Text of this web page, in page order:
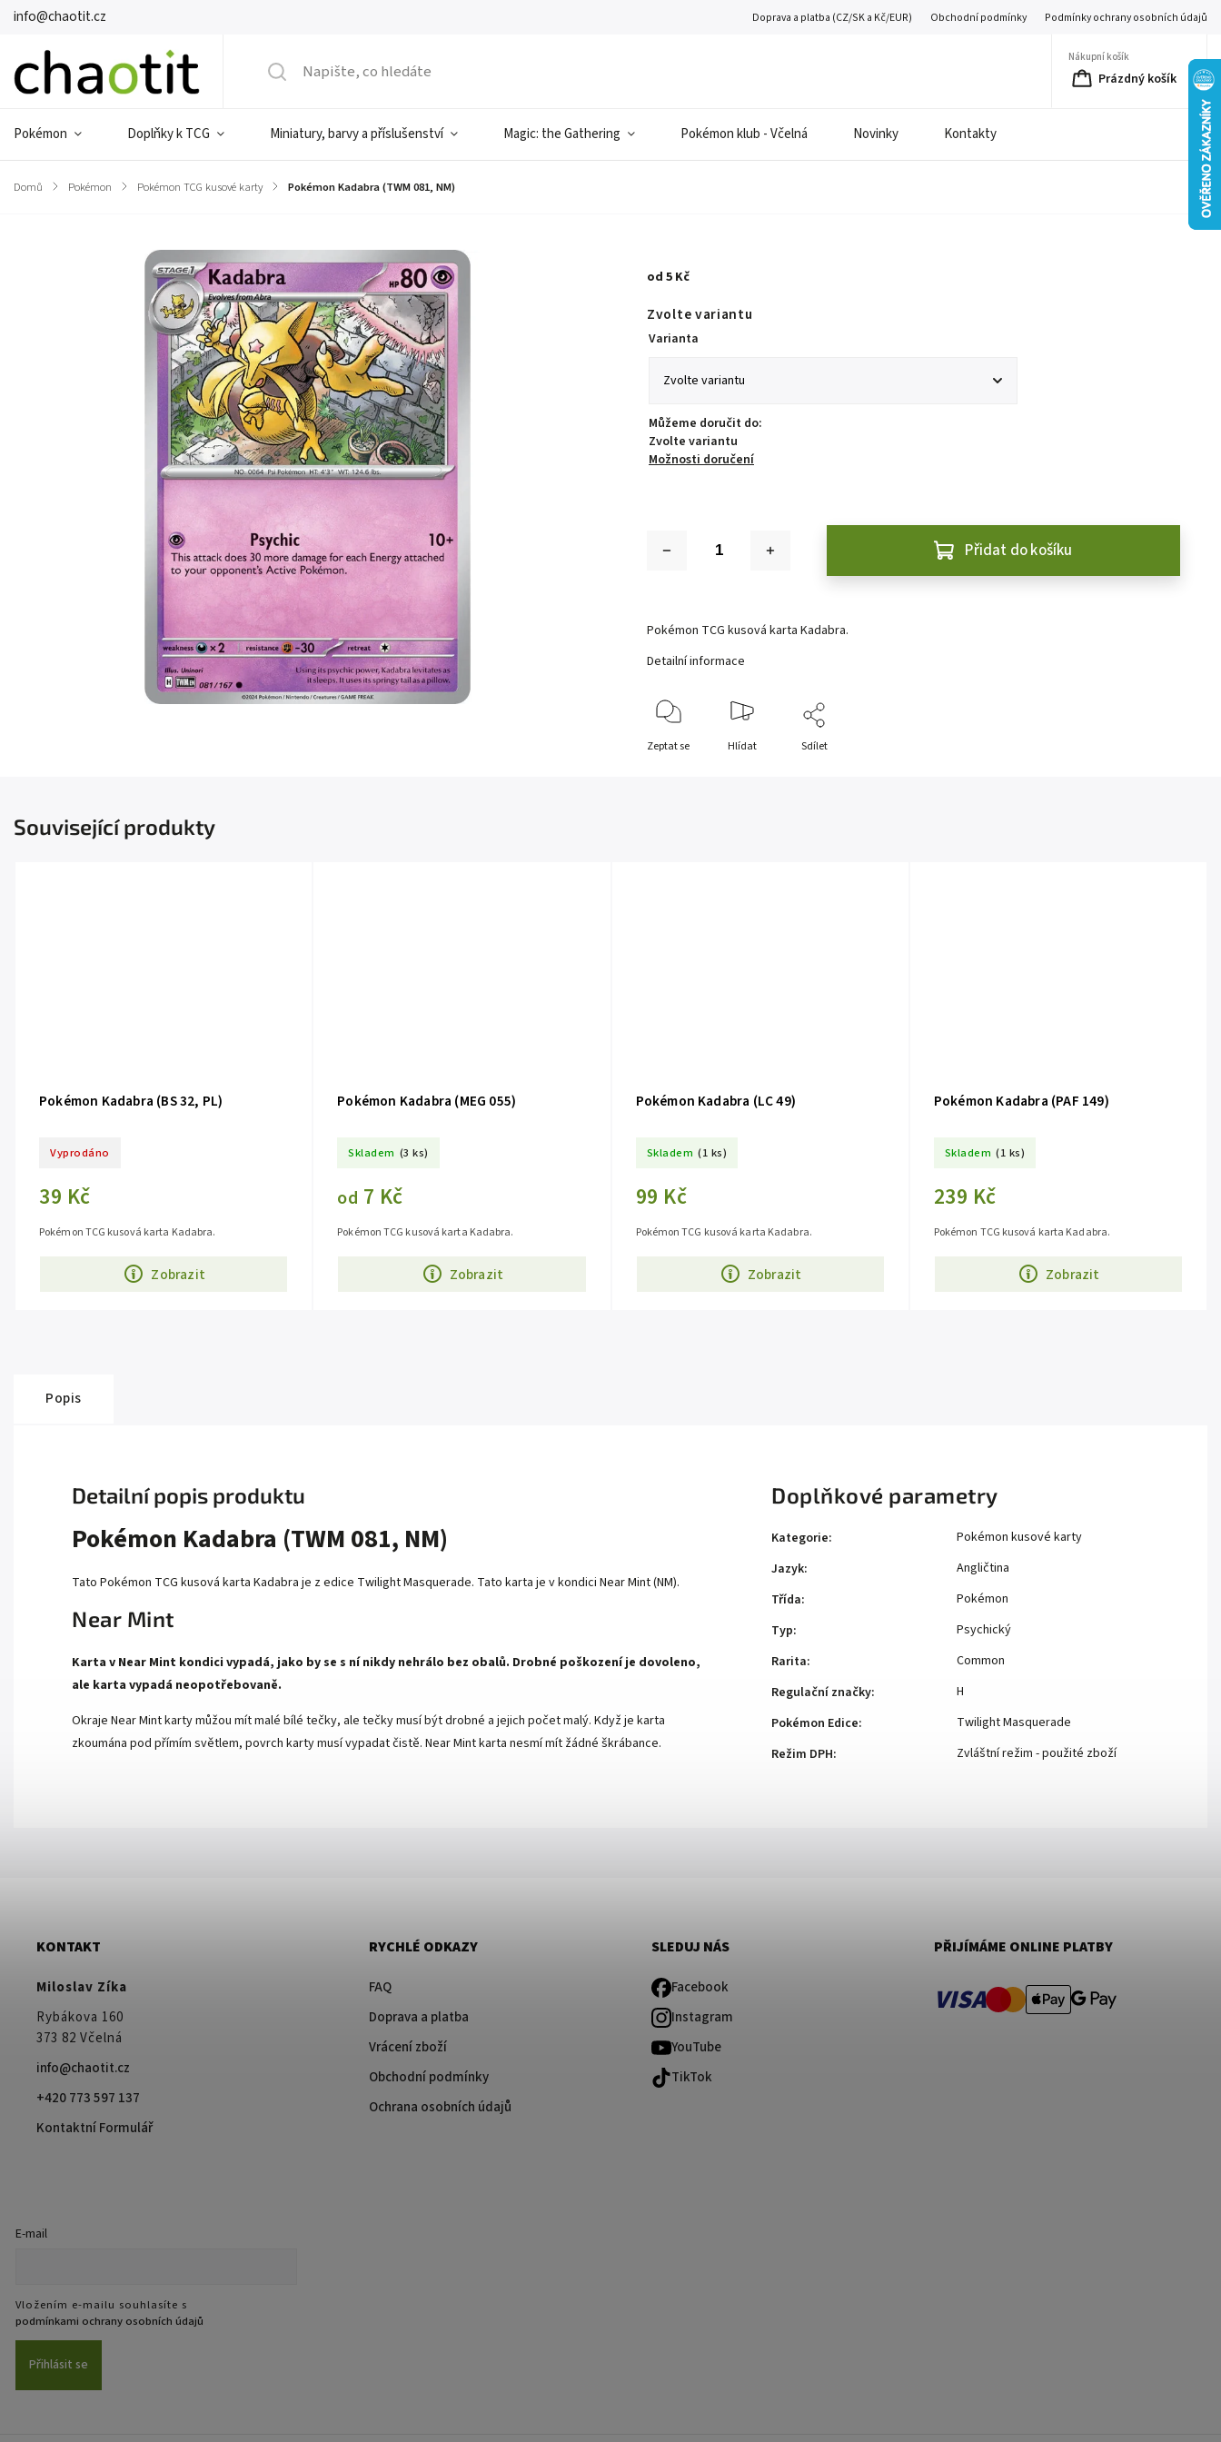
info@chaotit.cz Doprava a platba (CZ/SK a Kč/EUR) Obchodní podmínky Podmínky ochrany osobních údajů
Nákupní košík
Prázdný košík
Pokémon Doplňky k TCG Miniatury, barvy a příslušenství Magic: the Gathering Pokémon klub - Včelná Novinky Kontakty
Domů / Pokémon / Pokémon TCG kusové karty / Pokémon Kadabra (TWM 081, NM)
od5 Kč
Zvolte variantu
Varianta
Můžeme doručit do:
Zvolte variantu
Možnosti doručení
Přidat do košíku
Pokémon TCG kusová karta Kadabra.
Detailní informace
Zeptat se Hlídat Sdílet
Související produkty
Pokémon Kadabra (BS 32, PL)
Vyprodáno
39 Kč
Zobrazit
Pokémon TCG kusová karta Kadabra.
Pokémon Kadabra (MEG 055)
Skladem (3 ks)
od 7 Kč
Zobrazit
Pokémon TCG kusová karta Kadabra.
Pokémon Kadabra (LC 49)
Skladem (1 ks)
99 Kč
Zobrazit
Pokémon TCG kusová karta Kadabra.
Pokémon Kadabra (PAF 149)
Skladem (1 ks)
239 Kč
Zobrazit
Pokémon TCG kusová karta Kadabra.
Popis
Detailní popis produktu
Pokémon Kadabra (TWM 081, NM)
Tato Pokémon TCG kusová karta Kadabra je z edice Twilight Masquerade. Tato karta je v kondici Near Mint (NM).
Near Mint
Karta v Near Mint kondici vypadá, jako by se s ní nikdy nehrálo bez obalů. Drobné poškození je dovoleno,
ale karta vypadá neopotřebovaně.
Okraje Near Mint karty můžou mít malé bílé tečky, ale tečky musí být drobné a jejich počet malý. Když je karta
zkoumána pod přímím světlem, povrch karty musí vypadat čistě. Near Mint karta nesmí mít žádné škrábance.
Doplňkové parametry
Kategorie:
Pokémon kusové karty
Jazyk:
Angličtina
Třída:
Pokémon
Typ:
Psychický
Rarita:
Common
Regulační značky:
H
Pokémon Edice:
Twilight Masquerade
Režim DPH: Zvláštní režim - použité zboží
KONTAKT
Miloslav Zíka
Rybákova 160
373 82 Včelná
info@chaotit.cz
+420 773 597 137
Kontaktní Formulář
RYCHLÉ ODKAZY
FAQ
Doprava a platba
Vrácení zboží
Obchodní podmínky
Ochrana osobních údajů
SLEDUJ NÁS
Facebook
Instagram
YouTube
TikTok
PŘIJÍMÁME ONLINE PLATBY
VISA
E-mail
Vložením e-mailu souhlasíte s
podmínkami ochrany osobních údajů
Přihlásit se